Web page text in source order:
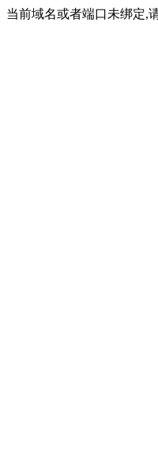
当前域名或者端口未绑定,